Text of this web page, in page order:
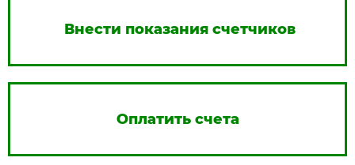
Внести показания счетчиков
Оплатить счета